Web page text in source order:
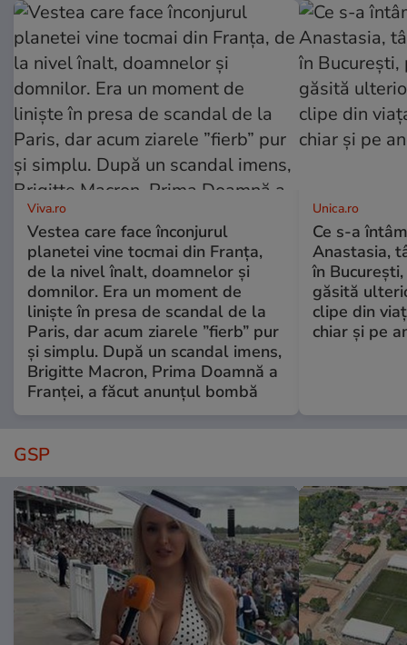
Viva.ro
Vestea care face înconjurul
planetei vine tocmai din Franța,
de la nivel înalt, doamnelor și
domnilor. Era un moment de
liniște în presa de scandal de la
Paris, dar acum ziarele ”fierb” pur
și simplu. După un scandal imens,
Brigitte Macron, Prima Doamnă a
Franței, a făcut anunțul bombă
Unica.ro
Ce s-a
Anastasia,
în
găsită
clipe din
chiar și pe
GSP